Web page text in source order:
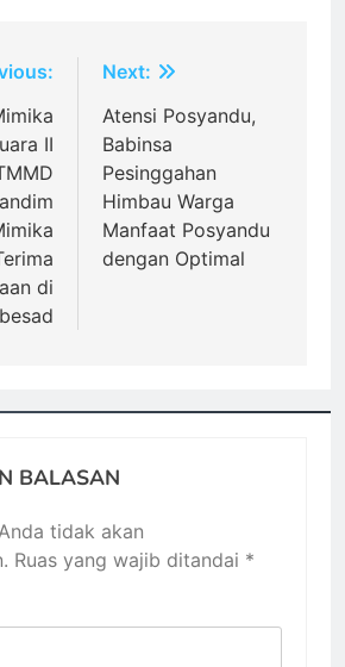
II
di
Next:
Atensi Posyandu,
Babinsa
Pesinggahan
Himbau Warga
Manfaat Posyandu
dengan Optimal
BALASAN
tidak akan
Ruas yang wajib ditandai *